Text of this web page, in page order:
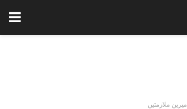
میرین ملازمتیں